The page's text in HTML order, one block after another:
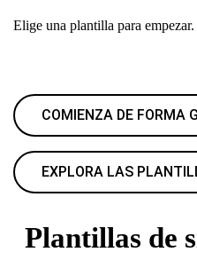
Elige una plantilla para empezar.
COMIENZA DE FORMA
EXPLORA LAS
Plantillas de